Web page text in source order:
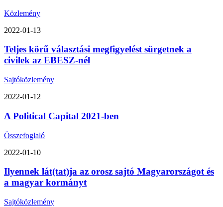
Közlemény
2022-01-13
Teljes körű választási megfigyelést sürgetnek a
civilek az EBESZ-nél
Sajtóközlemény
2022-01-12
A Political Capital 2021-ben
Összefoglaló
2022-01-10
Ilyennek lát(tat)ja az orosz sajtó Magyarországot és
a magyar kormányt
Sajtóközlemény